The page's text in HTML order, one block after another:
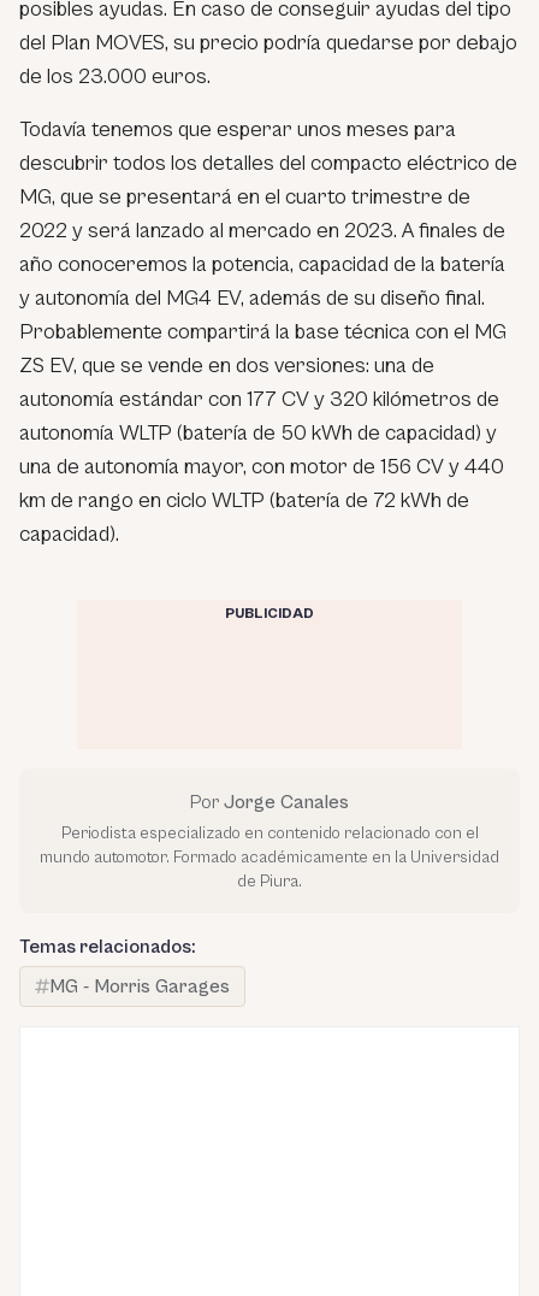
posibles ayudas. En caso de conseguir ayudas del tipo
del Plan MOVES, su precio podría quedarse por debajo
de los 23.000 euros.
Todavía tenemos que esperar unos meses para
descubrir todos los detalles del compacto eléctrico de
MG, que se presentará en el cuarto trimestre de
2022 y será lanzado al mercado en 2023. A finales de
año conoceremos la potencia, capacidad de la batería
y autonomía del MG4 EV, además de su diseño final.
Probablemente compartirá la base técnica con el MG
ZS EV, que se vende en dos versiones: una de
autonomía estándar con 177 CV y 320 kilómetros de
autonomía WLTP (batería de 50 kWh de capacidad) y
una de autonomía mayor, con motor de 156 CV y 440
km de rango en ciclo WLTP (batería de 72 kWh de
capacidad).
PUBLICIDAD
Por Jorge Canales
Periodista especializado en contenido relacionado con el
mundo automotor. Formado académicamente en la Universidad
de Piura.
Temas relacionados:
MG - Morris Garages